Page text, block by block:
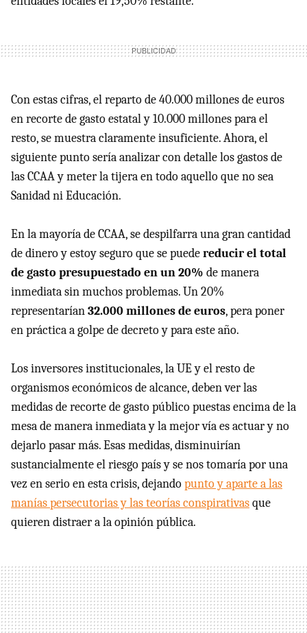
Con estas cifras, el reparto de 40.000 millones de euros
en recorte de gasto estatal y 10.000 millones para el
resto, se muestra claramente insuficiente. Ahora, el
siguiente punto sería analizar con detalle los gastos de
lasCCAAy meter la tijera en todo aquello que no sea
Sanidad ni Educación.
En la mayoría deCCAA, se despilfarra una gran cantidad
de dinero y estoy seguro que se puedereducir el total
de gasto presupuestado en un 20% de manera
inmediata sin muchos problemas. Un 20%
representarían32.000 millones de euros, pera poner
en práctica a golpe de decreto y para este año.
Los inversores institucionales, la UE y el resto de
organismos económicos de alcance, deben ver las
medidas de recorte de gasto público puestas encima de la
mesa de manera inmediata y la mejor vía es actuar y no
dejarlo pasar más. Esas medidas, disminuirían
sustancialmente el riesgo país y se nos tomaría por una
vez en serio en esta crisis, dejandopunto y aparte a las
manías persecutorias y las teorías conspirativasque
quieren distraer a la opinión pública.